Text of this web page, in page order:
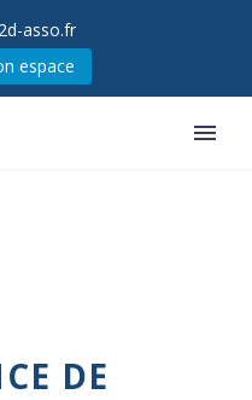
asso.fr
espace
DE